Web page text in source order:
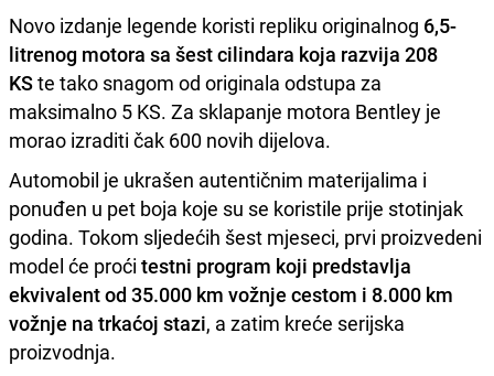
Novo izdanje legende koristi repliku originalnog 6,5-
litrenog motora sa šest cilindara koja razvija 208
KSte tako snagom od originala odstupa za
maksimalno 5 KS. Za sklapanje motora Bentley je
morao izraditi čak 600 novih dijelova.
Automobil je ukrašen autentičnim materijalima i
ponuđen u pet boja koje su se koristile prije stotinjak
godina. Tokom sljedećih šest mjeseci, prvi proizvedeni
model će proći testni program koji predstavlja
ekvivalent od 35.000 km vožnje cestom i 8.000 km
vožnje na trkaćoj stazi, a zatim kreće serijska
proizvodnja.